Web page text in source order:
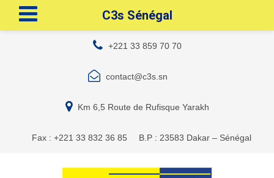
+221 33 859 70 70
contact@c3s.sn
Km 6,5 Route de Rufisque Yarakh
Fax : +221 33 832 36 85 B.P : 23583 Dakar – Sénégal
C3s Sénégal